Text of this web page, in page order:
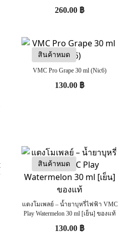
260.00 ฿
สินค้าหมด
VMC Pro Grape 30 ml (Nic6)
130.00 ฿
สินค้าหมด
แตงโมเพลย์ – น้ำยาบุหรี่ไฟฟ้า VMC
Play Watermelon 30 ml [เย็น] ของแท้
130.00 ฿